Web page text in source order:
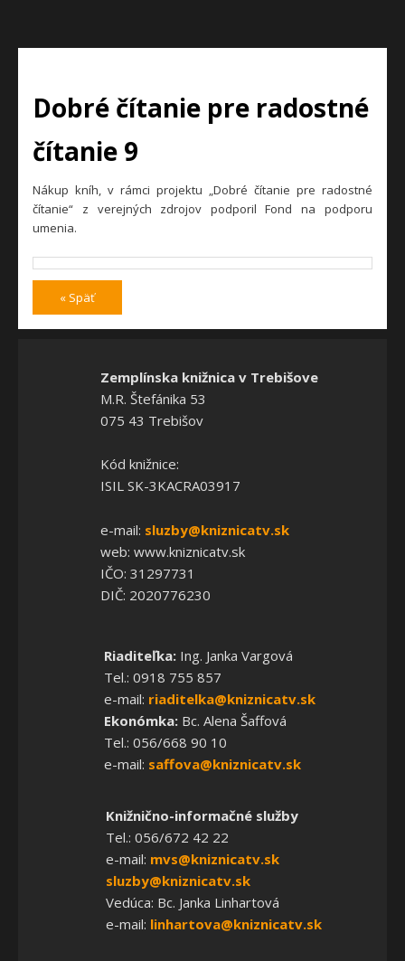
Dobré čítanie pre radostné
čítanie 9
Nákup kníh, v rámci projektu „Dobré čítanie pre radostné
čítanie“ z verejných zdrojov podporil Fond na podporu
umenia.
« Späť
Zemplínska knižnica v Trebišove
M.R. Štefánika 53
075 43 Trebišov
Kód knižnice:
ISIL SK-3KACRA03917
e-mail: sluzby@kniznicatv.sk
web: www.kniznicatv.sk
IČO: 31297731
DIČ: 2020776230
Riaditeľka:Ing. Janka Vargová
Tel.: 0918 755 857
e-mail: riaditelka@kniznicatv.sk
Ekonómka:Bc. Alena Šaffová
Tel.: 056/668 90 10
e-mail: saffova@kniznicatv.sk
Knižnično-informačné služby
Tel.: 056/672 42 22
e-mail: mvs@kniznicatv.sk
sluzby@kniznicatv.sk
Vedúca: Bc. Janka Linhartová
e-mail: linhartova@kniznicatv.sk